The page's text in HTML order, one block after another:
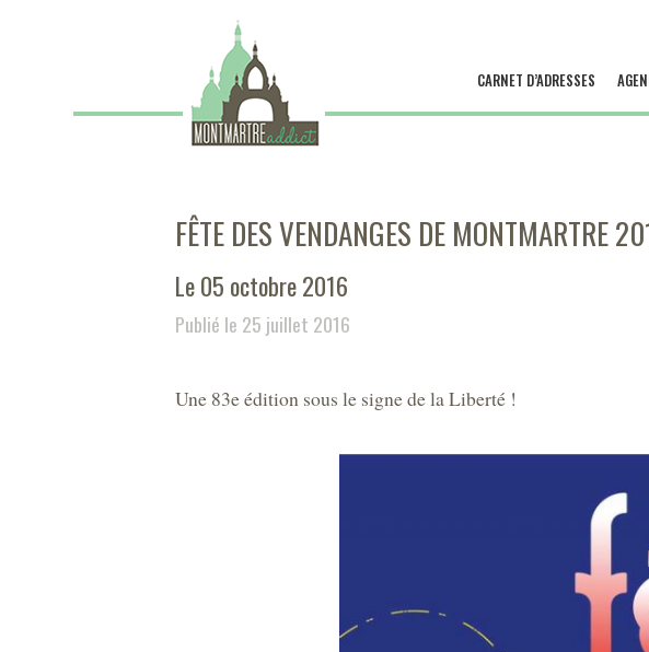
CARNET D’ADRESSES
FÊTE DES VENDANGES DE MONTMARTRE
Le 05 octobre 2016
Publié le 25 juillet 2016
Une 83e édition sous le signe de la Liberté !